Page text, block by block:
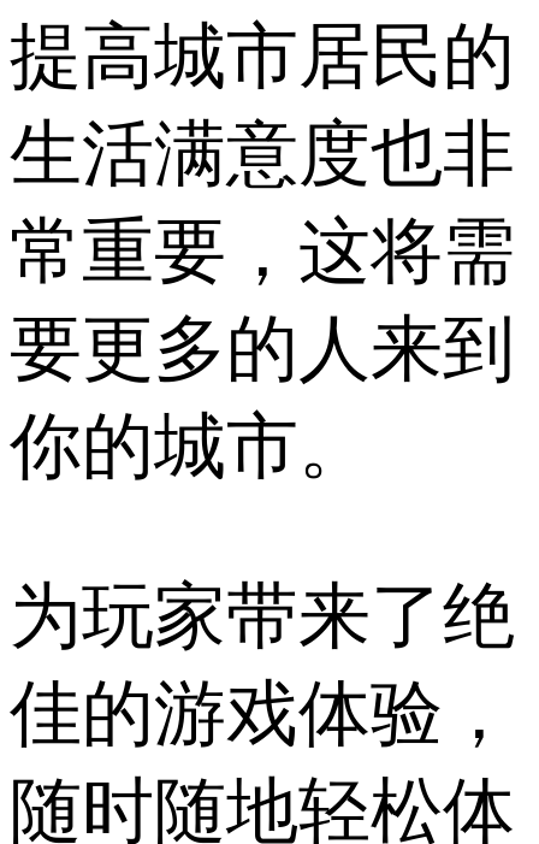
提高城市居民的
生活满意度也非
常重要，这将需
要更多的人来到
你的城市。
为玩家带来了绝
佳的游戏体验，
随时随地轻松体